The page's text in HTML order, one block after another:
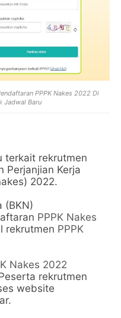
PPPK Nakes 2022 Di
Jadwal Baru
terkait rekrutmen
Perjanjian Kerja
2022.
(BKN)
PPPK Nakes
rekrutmen PPPK
Nakes 2022
rekrutmen
website